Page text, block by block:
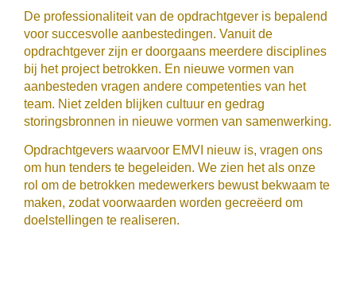
De professionaliteit van de opdrachtgever is bepalend
voor succesvolle aanbestedingen. Vanuit de
opdrachtgever zijn er doorgaans meerdere disciplines
bij het project betrokken. En nieuwe vormen van
aanbesteden vragen andere competenties van het
team. Niet zelden blijken cultuur en gedrag
storingsbronnen in nieuwe vormen van samenwerking.
Opdrachtgevers waarvoor EMVI nieuw is, vragen ons
om hun tenders te begeleiden. We zien het als onze
rol om de betrokken medewerkers bewust bekwaam te
maken, zodat voorwaarden worden gecreëerd om
doelstellingen te realiseren.